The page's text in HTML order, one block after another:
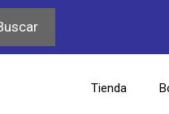
Tienda